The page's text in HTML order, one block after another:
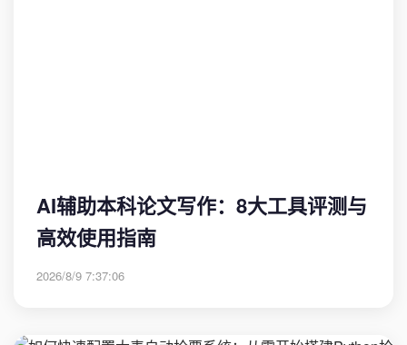
AI辅助本科论文写作：8大工具评测与
高效使用指南
2026/8/9 7:37:06